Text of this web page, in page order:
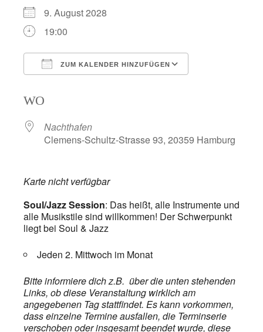
9. August 2028
19:00
ZUM KALENDER HINZUFÜGEN
WO
Nachthafen
Clemens-Schultz-Strasse 93, 20359 Hamburg
Karte nicht verfügbar
Soul/Jazz Session: Das heißt, alle Instrumente und
alle Musikstile sind willkommen! Der Schwerpunkt
liegt bei Soul & Jazz
Jeden 2. Mittwoch im Monat
Bitte informiere dich z.B. über die unten stehenden
Links, ob diese Veranstaltung wirklich am
angegebenen Tag stattfindet. Es kann vorkommen,
dass einzelne Termine ausfallen, die Terminserie
verschoben oder insgesamt beendet wurde, diese